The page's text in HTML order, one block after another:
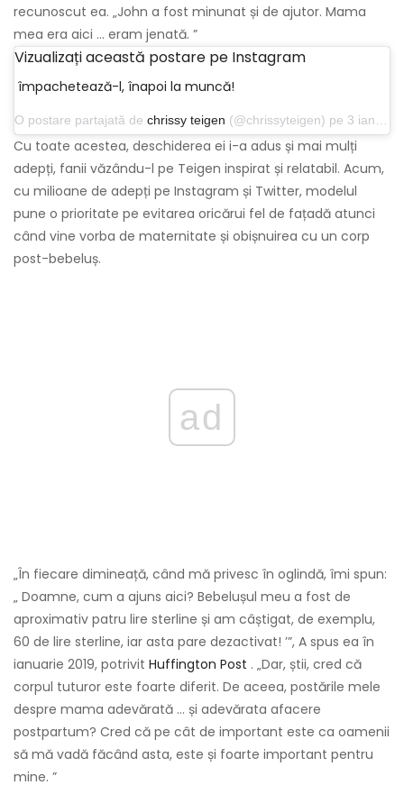
recunoscut ea. „John a fost minunat și de ajutor. Mama
mea era aici ... eram jenată. ”
Vizualizați această postare pe Instagram
împachetează-l, înapoi la muncă!
O postare partajată de chrissy teigen (@chrissyteigen) pe 3 ianuarie 2020 la 21:57 PST
Cu toate acestea, deschiderea ei i-a adus și mai mulți
adepți, fanii văzându-l pe Teigen inspirat și relatabil. Acum,
cu milioane de adepți pe Instagram și Twitter, modelul
pune o prioritate pe evitarea oricărui fel de fațadă atunci
când vine vorba de maternitate și obișnuirea cu un corp
post-bebeluș.
ad
„În fiecare dimineață, când mă privesc în oglindă, îmi spun:
„ Doamne, cum a ajuns aici? Bebelușul meu a fost de
aproximativ patru lire sterline și am câștigat, de exemplu,
60 de lire sterline, iar asta pare dezactivat! ’”, A spus ea în
ianuarie 2019, potrivit Huffington Post . „Dar, știi, cred că
corpul tuturor este foarte diferit. De aceea, postările mele
despre mama adevărată ... și adevărata afacere
postpartum? Cred că pe cât de important este ca oamenii
să mă vadă făcând asta, este și foarte important pentru
mine. ”